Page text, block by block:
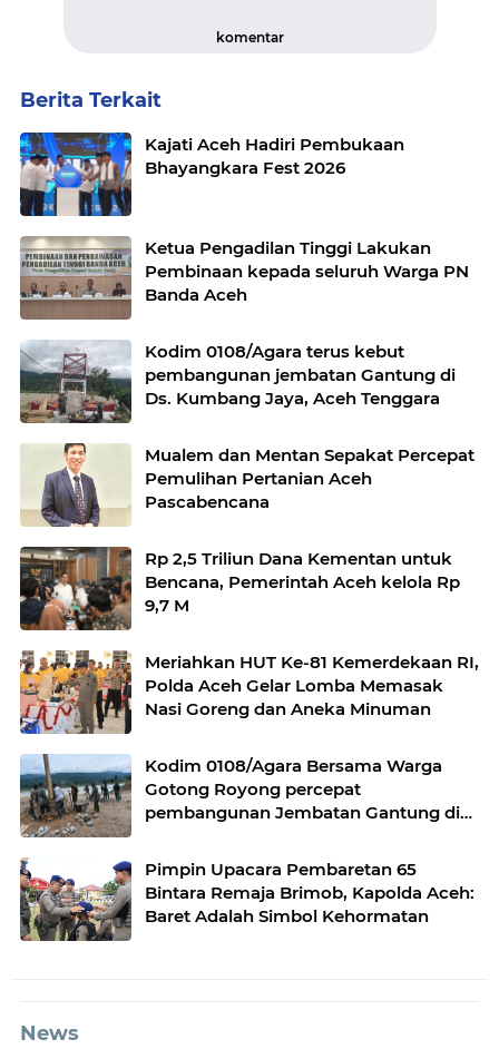
komentar
Berita Terkait
Kajati Aceh Hadiri Pembukaan
Bhayangkara Fest 2026
Ketua Pengadilan Tinggi Lakukan
Pembinaan kepada seluruh Warga PN
Banda Aceh
Kodim 0108/Agara terus kebut
pembangunan jembatan Gantung di
Ds. Kumbang Jaya, Aceh Tenggara
Mualem dan Mentan Sepakat Percepat
Pemulihan Pertanian Aceh
Pascabencana
Rp 2,5 Triliun Dana Kementan untuk
Bencana, Pemerintah Aceh kelola Rp
9,7 M
Meriahkan HUT Ke-81 Kemerdekaan RI,
Polda Aceh Gelar Lomba Memasak
Nasi Goreng dan Aneka Minuman
Kodim 0108/Agara Bersama Warga
Gotong Royong percepat
pembangunan Jembatan Gantung di
Pimpin Upacara Pembaretan 65
Bintara Remaja Brimob, Kapolda Aceh:
Baret Adalah Simbol Kehormatan
News